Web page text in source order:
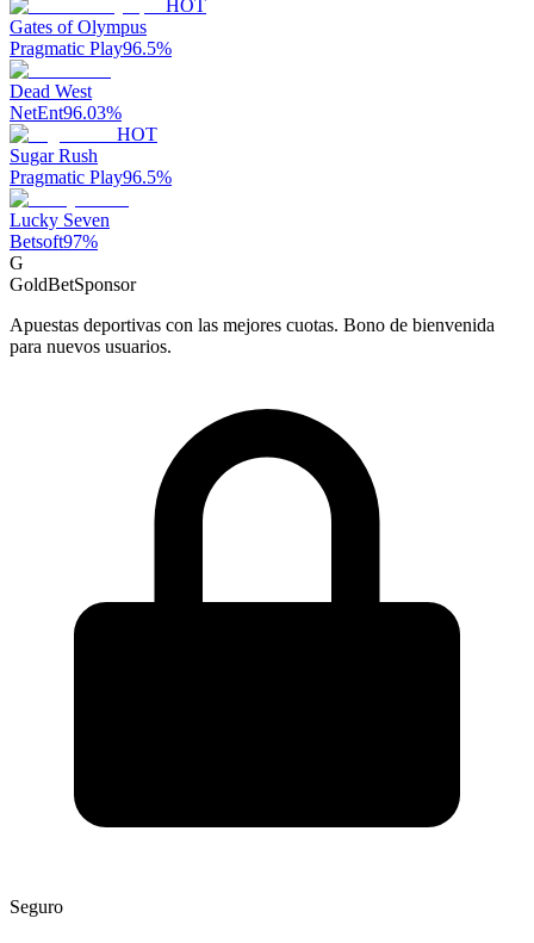
HOT
Gates of Olympus
Pragmatic Play96.5%
Dead West
NetEnt96.03%
HOT
Sugar Rush
Pragmatic Play96.5%
Lucky Seven
Betsoft97%
G
GoldBetSponsor
Apuestas deportivas con las mejores cuotas. Bono de bienvenida
para nuevos usuarios.
Seguro